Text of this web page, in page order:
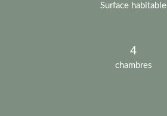
Surface habitable
chambres
4